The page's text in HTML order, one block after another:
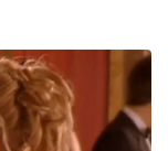
साथ यूएस-